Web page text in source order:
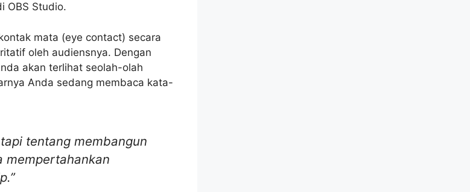
OBS Studio.
mata (eye contact) secara
oleh audiensnya. Dengan
akan terlihat seolah-olah
Anda sedang membaca kata-
tentang membangun
mempertahankan